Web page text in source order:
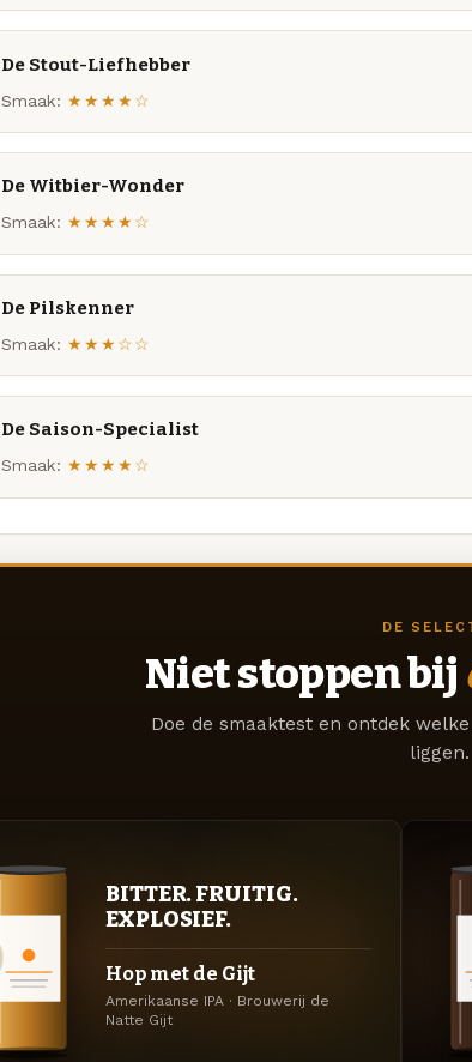
De Stout-Liefhebber
Smaak: ★★★★☆
De Witbier-Wonder
Smaak: ★★★★☆
De Pilskenner
Smaak: ★★★☆☆
De Saison-Specialist
Smaak: ★★★★☆
DE
Niet stoppen bij
Doe de smaaktest en ontdek
liggen.
BITTER. FRUITIG.
EXPLOSIEF.
Hop met de Gijt
Amerikaanse IPA · Brouwerij de
Natte Gijt